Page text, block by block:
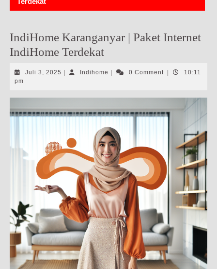
IndiHome Karanganyar | Paket Internet
IndiHome Terdekat
Juli 3, 2025 Juli
Indihome Indihome0 Comment
10:11
pm